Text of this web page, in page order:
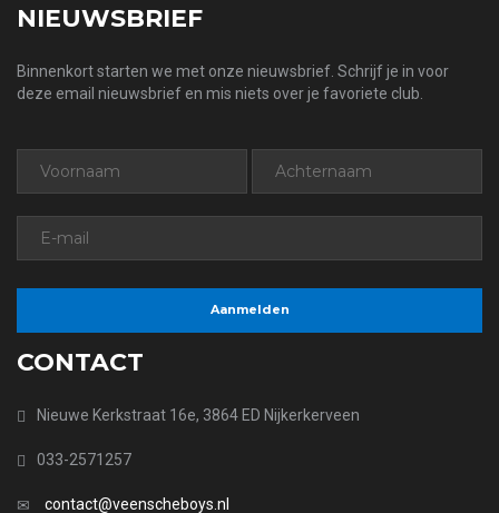
NIEUWSBRIEF
Binnenkort starten we met onze nieuwsbrief. Schrijf je in voor
deze email nieuwsbrief en mis niets over je favoriete club.
CONTACT
Nieuwe Kerkstraat 16e, 3864 ED Nijkerkerveen
033-2571257
contact@veenscheboys.nl